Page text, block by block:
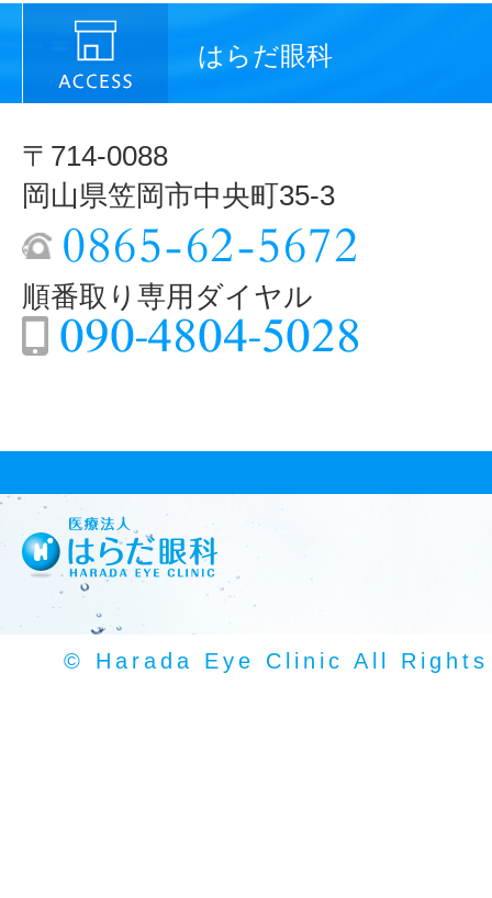
はらだ眼科
〒714-0088
岡山県笠岡市中央町35-3
順番取り専用ダイヤル
© Harada Eye Clinic All